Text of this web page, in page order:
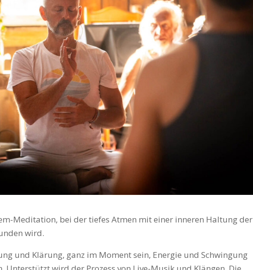
Meditation, bei der tiefes Atmen mit einer inneren Haltung der
wird.
und Klärung, ganz im Moment sein, Energie und Schwingung